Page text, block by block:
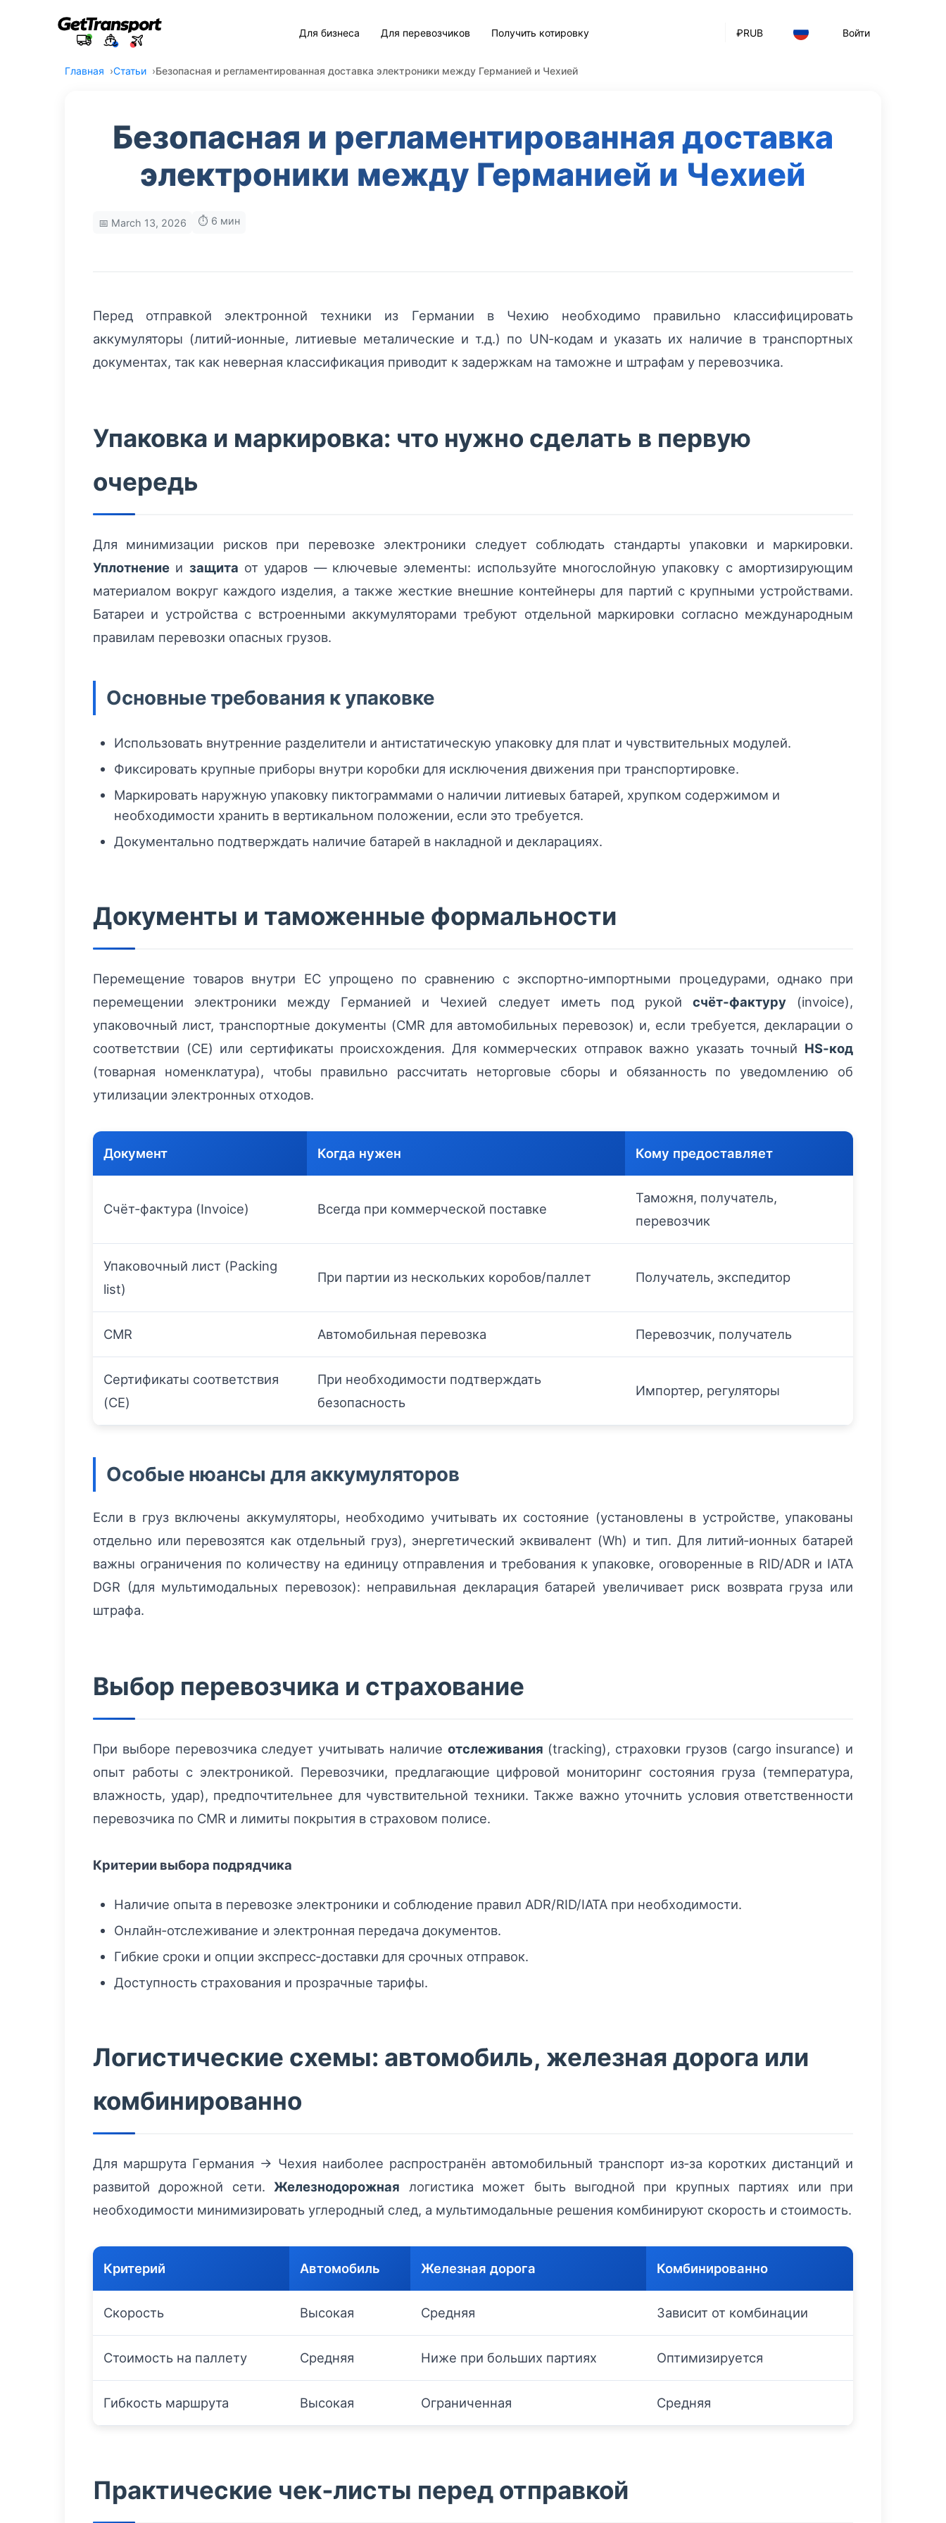
₽RUB Войти
Для бизнеса Для перевозчиков Получить котировку
Главная Статьи Безопасная и регламентированная доставка электроники между Германией и Чехией
Безопасная и регламентированная доставка
электроники между Германией и Чехией
📅 March 13, 2026 ⏱️ 6 мин
Перед отправкой электронной техники из Германии в Чехию необходимо правильно классифицировать
аккумуляторы (литий‑ионные, литиевые металические и т.д.) по UN‑кодам и указать их наличие в транспортных
документах, так как неверная классификация приводит к задержкам на таможне и штрафам у перевозчика.
Упаковка и маркировка: что нужно сделать в первую
очередь
Для минимизации рисков при перевозке электроники следует соблюдать стандарты упаковки и маркировки.
Уплотнение и защита от ударов — ключевые элементы: используйте многослойную упаковку с амортизирующим
материалом вокруг каждого изделия, а также жесткие внешние контейнеры для партий с крупными устройствами.
Батареи и устройства с встроенными аккумуляторами требуют отдельной маркировки согласно международным
правилам перевозки опасных грузов.
Основные требования к упаковке
Использовать внутренние разделители и антистатическую упаковку для плат и чувствительных модулей.
Фиксировать крупные приборы внутри коробки для исключения движения при транспортировке.
Маркировать наружную упаковку пиктограммами о наличии литиевых батарей, хрупком содержимом и
необходимости хранить в вертикальном положении, если это требуется.
Документально подтверждать наличие батарей в накладной и декларациях.
Документы и таможенные формальности
Перемещение товаров внутри ЕС упрощено по сравнению с экспортно‑импортными процедурами, однако при
перемещении электроники между Германией и Чехией следует иметь под рукой счёт‑фактуру(invoice),
упаковочный лист, транспортные документы (CMR для автомобильных перевозок) и, если требуется, декларации о
соответствии (CE) или сертификаты происхождения. Для коммерческих отправок важно указать точный HS‑код
(товарная номенклатура), чтобы правильно рассчитать неторговые сборы и обязанность по уведомлению об
утилизации электронных отходов.
Документ Когда нужен Кому предоставляет
Счёт‑фактура (Invoice) Всегда при коммерческой поставке
Таможня, получатель,
перевозчик
Упаковочный лист (Packing
list)
При партии из нескольких коробов/паллет Получатель, экспедитор
CMR Автомобильная перевозка Перевозчик, получатель
Сертификаты соответствия
(CE)
При необходимости подтверждать
безопасность
Импортер, регуляторы
Особые нюансы для аккумуляторов
Если в груз включены аккумуляторы, необходимо учитывать их состояние (установлены в устройстве, упакованы
отдельно или перевозятся как отдельный груз), энергетический эквивалент (Wh) и тип. Для литий‑ионных батарей
важны ограничения по количеству на единицу отправления и требования к упаковке, оговоренные в RID/ADR и IATA
DGR (для мультимодальных перевозок): неправильная декларация батарей увеличивает риск возврата груза или
штрафа.
Выбор перевозчика и страхование
При выборе перевозчика следует учитывать наличие отслеживания (tracking), страховки грузов (cargo insurance) и
опыт работы с электроникой. Перевозчики, предлагающие цифровой мониторинг состояния груза (температура,
влажность, удар), предпочтительнее для чувствительной техники. Также важно уточнить условия ответственности
перевозчика по CMR и лимиты покрытия в страховом полисе.
Критерии выбора подрядчика
Наличие опыта в перевозке электроники и соблюдение правил ADR/RID/IATA при необходимости.
Онлайн‑отслеживание и электронная передача документов.
Гибкие сроки и опции экспресс‑доставки для срочных отправок.
Доступность страхования и прозрачные тарифы.
Логистические схемы: автомобиль, железная дорога или
комбинированно
Для маршрута Германия → Чехия наиболее распространён автомобильный транспорт из‑за коротких дистанций и
развитой дорожной сети. Железнодорожная логистика может быть выгодной при крупных партиях или при
необходимости минимизировать углеродный след, а мультимодальные решения комбинируют скорость и стоимость.
Критерий Автомобиль Железная дорога Комбинированно
Скорость Высокая Средняя Зависит от комбинации
Стоимость на паллету Средняя Ниже при больших партиях Оптимизируется
Гибкость маршрута Высокая Ограниченная Средняя
Практические чек‑листы перед отправкой